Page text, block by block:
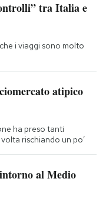
tra Italia e
i viaggi sono molto
atipico
ha preso tanti
rischiando un po’
al Medio